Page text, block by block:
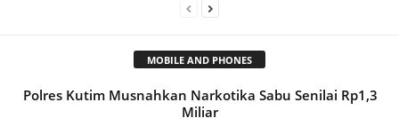
MOBILE AND PHONES
Polres Kutim Musnahkan Narkotika Sabu Senilai Rp1,3
Miliar